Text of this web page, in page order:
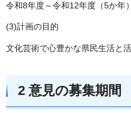
令和8年度～令和12年度（5か年）
(3)計画の目的
文化芸術で心豊かな県民生活と
2 意見の募集期間